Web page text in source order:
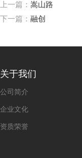
上一篇： 嵩山路
下一篇： 融创
关于我们
公司简介
企业文化
资质荣誉